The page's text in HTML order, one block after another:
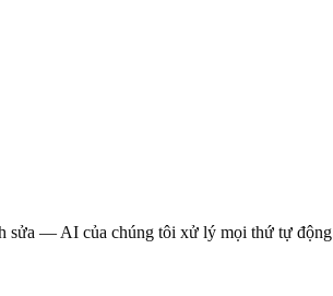
sửa — AI của chúng tôi xử lý mọi thứ tự